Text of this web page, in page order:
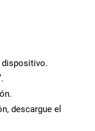
dispositivo.
.
descargue el